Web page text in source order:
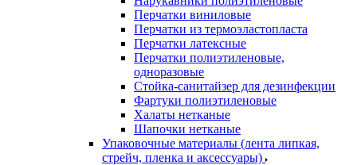
Перчатки виниловые
Перчатки из термоэластопласта
Перчатки латексные
Перчатки полиэтиленовые,
одноразовые
Стойка-санитайзер для дезинфекции
Фартуки полиэтиленовые
Халаты нетканые
Шапочки нетканые
Упаковочные материалы (лента липкая,
стрейч, пленка и аксессуары)